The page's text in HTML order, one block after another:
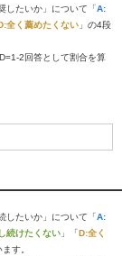
したいか」について「A:
全く薦めたくない 」の4段
2回答として割合を算
したいか」について「A:
続けたくない 」「D:全く
す。